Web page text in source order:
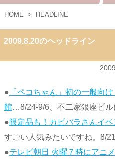
HOME > HEADLINE
2009.8.20のヘッドライン
● 「ペコちゃん」初の一般向
館…8/24-9/6、不二家銀座ビル
●限定品も！カピバラさんイ
すごい人気みたいですね。8/
●テレビ朝日 火曜７時にアニ